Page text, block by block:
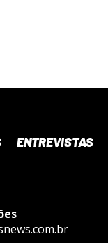
ENTREVISTAS